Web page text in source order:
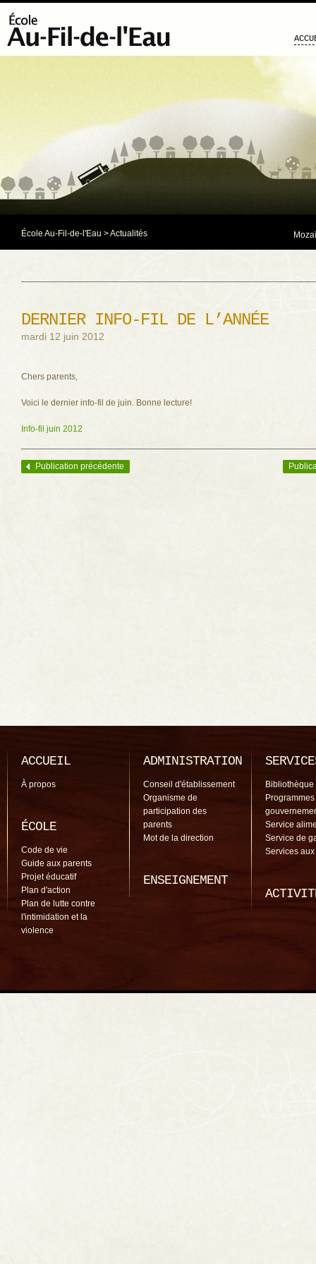
École Au-Fil-de-l'Eau >Actualités
DERNIER INFO-FIL DE L’ANNÉE
mardi 12 juin 2012
Chers parents,
Voici le dernier info-fil de juin. Bonne lecture!
Info-fil juin 2012
Navigation des articles
Publication précédente
ACCUEIL
À propos
ÉCOLE
Code de vie
Guide aux parents
Projet éducatif
Plan d'action
Plan de lutte contre
l'intimidation et la
violence
ADMINISTRATION
Conseil d'établissement
Organisme de
participation des
parents
Mot de la direction
ENSEIGNEMENT
Bibliothèque
Programmes
Service
Service de
Services